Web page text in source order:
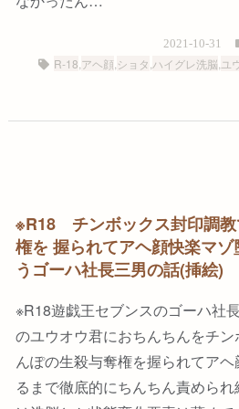
2021-10-31
R-18 アヘ顔 ショタ ハイグレ洗脳 ユ
※R18 チンボックス封印調教
権を 握られてアヘ顔快楽マ
うゴーハ社長三男の話(挿絵)
※R18遊戯王セブンスのゴーハ社
のユウオウ君におちんちんをチ
んぽの生殺与奪権を握られてア
るまで徹底的にちんちん責めら